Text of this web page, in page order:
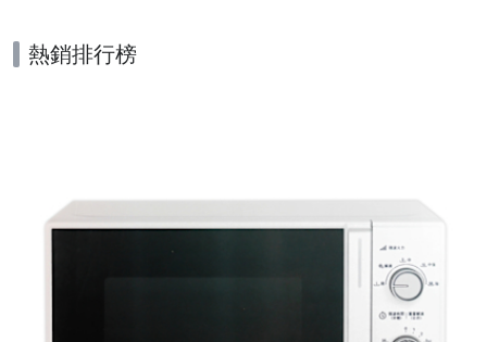
熱銷排行榜